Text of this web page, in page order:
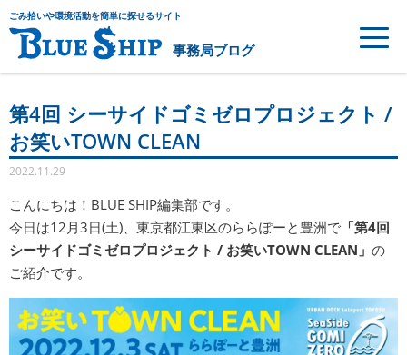
ごみ拾いや環境活動を簡単に探せるサイト
事務局ブログ
第4回 シーサイドゴミゼロプロジェクト /
お笑いTOWN CLEAN
2022.11.29
こんにちは！BLUE SHIP編集部です。
今日は12月3日(土)、東京都江東区のららぽーと豊洲で 「第4回
シーサイドゴミゼロプロジェクト / お笑いTOWN CLEAN」 の
ご紹介です。